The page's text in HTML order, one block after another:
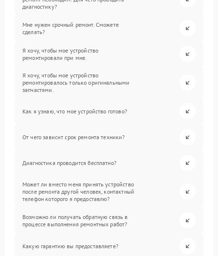
диагностику?
Мне нужен срочный ремонт. Сможете
сделать?
Я хочу, чтобы мое устройство
ремонтировали при мне.
Я хочу, чтобы мое устройство
ремонтировалось только оригинальными
запчастями.
Как я узнаю, что мое устройство готово?
От чего зависит срок ремонта техники?
Диагностика проводится бесплатно?
Может ли вместо меня принять устройство
после ремонта другой человек, контактный
телефон которого я предоставлю?
Возможно ли получать обратную связь в
процессе выполнения ремонтных работ?
Какую гарантию вы предоставляете?